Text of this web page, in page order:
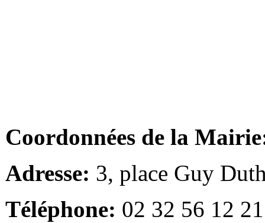
Coordonnées de la
Adresse: 3, place Guy
Téléphone: 02 32 56 12 21